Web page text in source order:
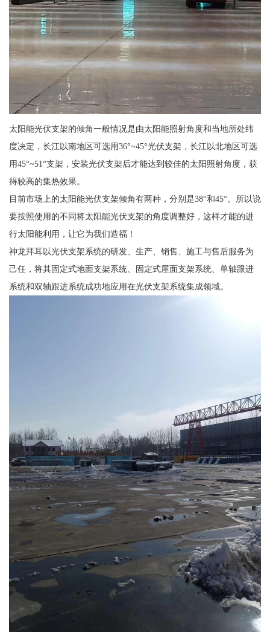
太阳能光伏支架的倾角一般情况是由太阳能照射角度和当地所处纬
度决定，长江以南地区可选用36°~45°光伏支架，长江以北地区可选
用45°~51°支架，安装光伏支架后才能达到较佳的太阳照射角度，获
得较高的集热效果。
目前市场上的太阳能光伏支架倾角有两种，分别是38°和45°。所以说
要按照使用的不同将太阳能光伏支架的角度调整好，这样才能的进
行太阳能利用，让它为我们造福！
神龙拜耳以光伏支架系统的研发、生产、销售、施工与售后服务为
己任，将其固定式地面支架系统、固定式屋面支架系统、单轴跟进
系统和双轴跟进系统成功地应用在光伏支架系统集成领域。